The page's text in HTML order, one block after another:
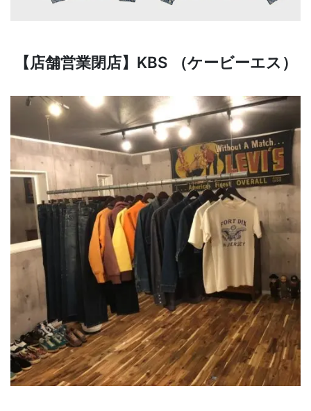
【店舗営業閉店】KBS （ケービーエス）